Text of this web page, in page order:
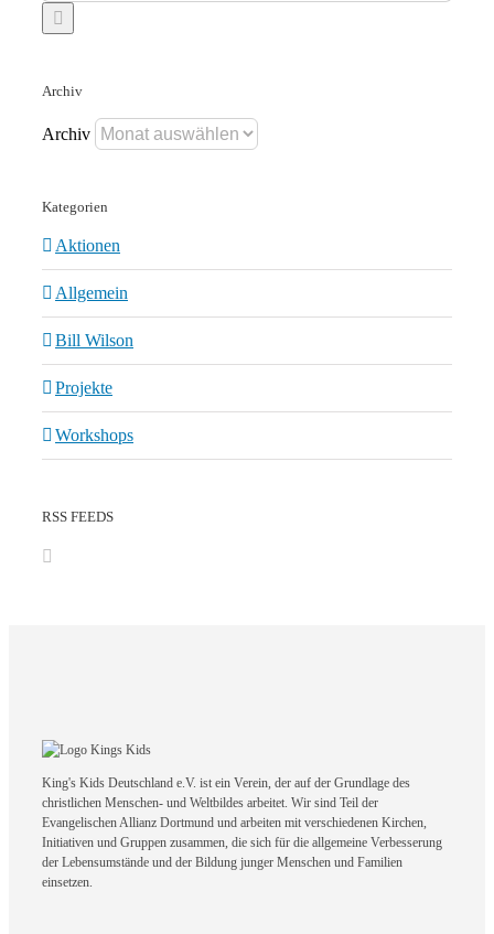
Archiv
Archiv
Kategorien
Aktionen
Allgemein
Bill Wilson
Projekte
Workshops
RSS FEEDS
King's Kids Deutschland e.V. ist ein Verein, der auf der Grundlage des
christlichen Menschen- und Weltbildes arbeitet. Wir sind Teil der
Evangelischen Allianz Dortmund und arbeiten mit verschiedenen Kirchen,
Initiativen und Gruppen zusammen, die sich für die allgemeine Verbesserung
der Lebensumstände und der Bildung junger Menschen und Familien
einsetzen.